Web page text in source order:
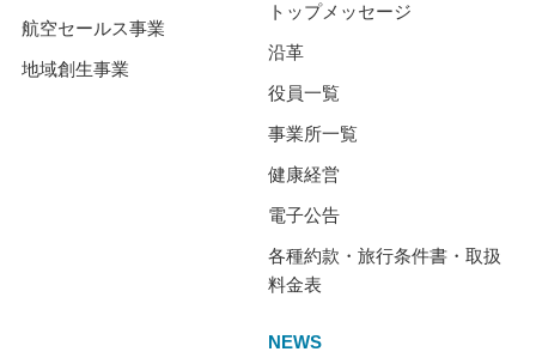
航空セールス事業
地域創生事業
トップメッセージ
沿革
役員一覧
事業所一覧
健康経営
電子公告
各種約款・旅行条件書・取扱
料金表
NEWS